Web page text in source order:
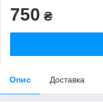
750 ₴
Опис Доставка